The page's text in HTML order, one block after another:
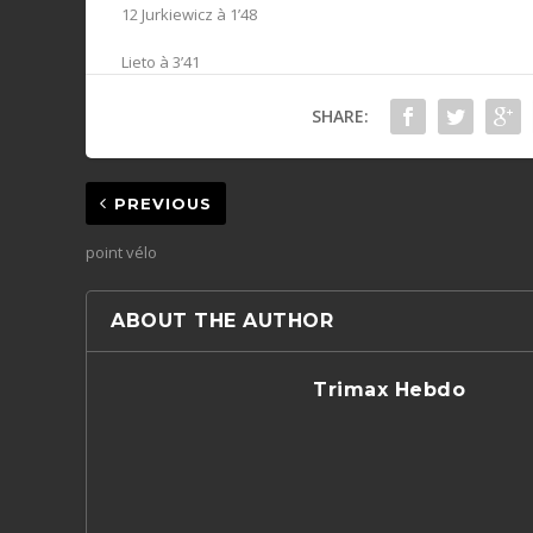
12 Jurkiewicz à 1’48
Lieto à 3’41
SHARE:
PREVIOUS
point vélo
ABOUT THE AUTHOR
Trimax Hebdo